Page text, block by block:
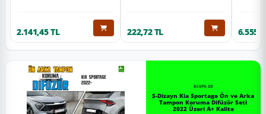
2.141,45 TL 222,72 TL
KI-SP5-SD
S-Dizayn Kia Sportage Ön ve Arka
Tampon Koruma Difüzör Seti
2022 Üzeri A+ Kalite